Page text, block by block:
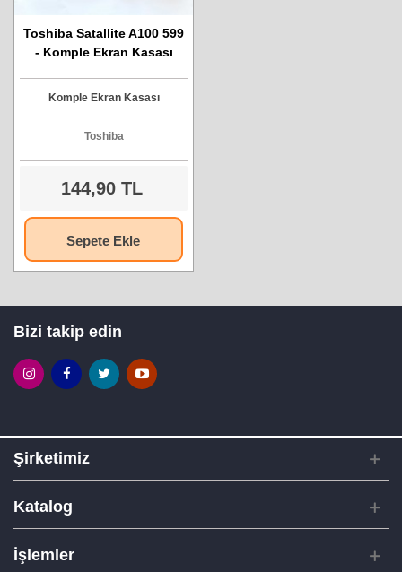
Toshiba Satallite A100 599
- Komple Ekran Kasası
Komple Ekran Kasası
Toshiba
144,90 TL
Sepete Ekle
Bizi takip edin
Şirketimiz
Katalog
İşlemler